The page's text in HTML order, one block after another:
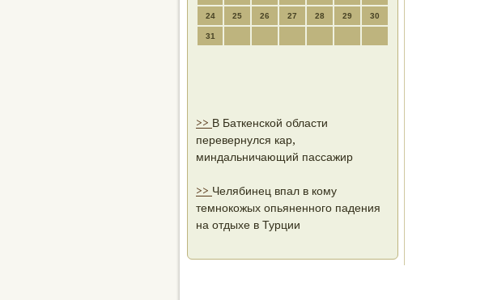
24 25 26 27 28 29 30
31
>> В Баткенской области
перевернулся кар,
миндальничающий пассажир
>> Челябинец впал в кому
темнокожых опьяненного падения
на отдыхе в Турции